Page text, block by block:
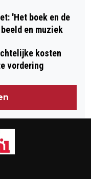
'Het boek en de
en muziek
kosten
vordering